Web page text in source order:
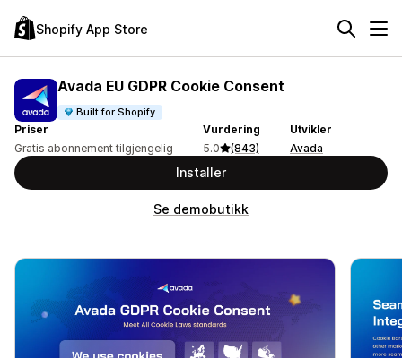
Shopify App Store
Avada EU GDPR Cookie Consent
Built for Shopify
Priser
Gratis abonnement tilgjengelig
Vurdering
5.0
(843)
Utvikler
Avada
Installer
Se demobutikk